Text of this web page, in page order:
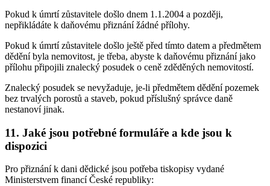
Pokud k úmrtí zůstavitele došlo dnem 1.1.2004 a později,
nepřikládáte k daňovému přiznání žádné přílohy.
Pokud k úmrtí zůstavitele došlo ještě před tímto datem a předmětem
dědění byla nemovitost, je třeba, abyste k daňovému přiznání jako
přílohu připojili znalecký posudek o ceně zděděných nemovitostí.
Znalecký posudek se nevyžaduje, je-li předmětem dědění pozemek
bez trvalých porostů a staveb, pokud příslušný správce daně
nestanoví jinak.
11. Jaké jsou potřebné formuláře a kde jsou k
dispozici
Pro přiznání k dani dědické jsou potřeba tiskopisy vydané
Ministerstvem financí České republiky: